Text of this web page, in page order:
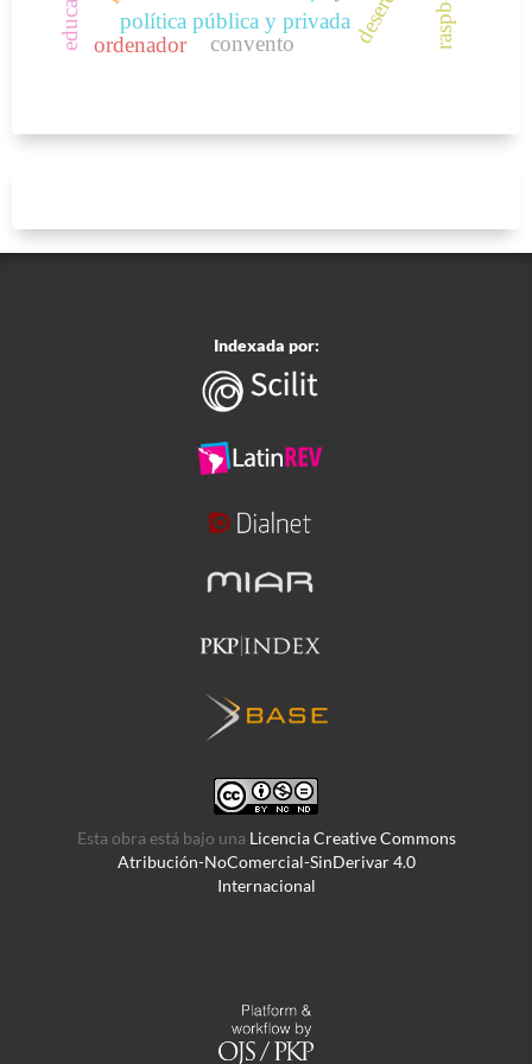
política pública y privada
convento
ordenador
Indexada por:
Esta obra está bajo una Licencia Creative Commons
Atribución-NoComercial-SinDerivar 4.0
Internacional